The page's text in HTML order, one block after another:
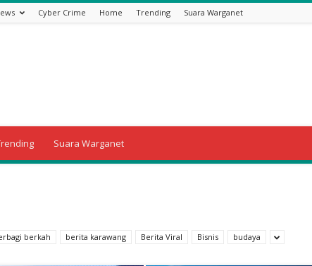
Cyber Crime Home Trending Suara Warganet
Suara Warganet
berkah berita karawang Berita Viral Bisnis budaya